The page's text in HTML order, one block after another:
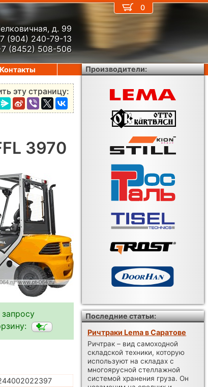
д. 99
(904) 240-79-13
(8452) 508-506
эту страницу:
3970
0
Контакты Производители:
Последние статьи:
Ричтраки Lema в Саратове
Ричтрак – вид самоходной
складской техники, которую
используют на складах с
многоярусной стеллажной
системой хранения груза. Он